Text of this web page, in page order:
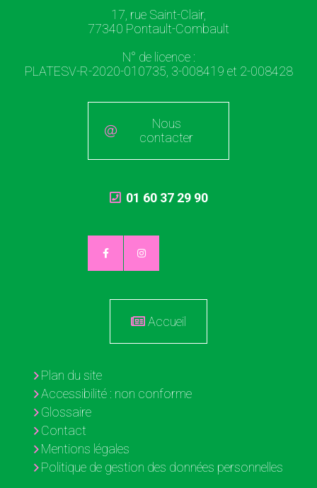
17, rue Saint-Clair,
77340 Pontault-Combault
N° de licence :
PLATESV-R-2020-010735, 3-008419 et 2-008428
Nous
contacter
01 60 37 29 90
Accueil
Plan du site
Accessibilité : non conforme
Glossaire
Contact
Mentions légales
Politique de gestion des données personnelles